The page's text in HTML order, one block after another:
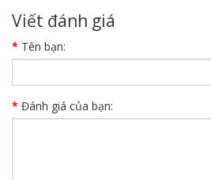
Viết đánh giá
Tên bạn:
Đánh giá của bạn: